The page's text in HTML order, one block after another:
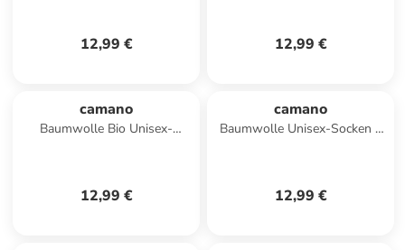
12,99 € 12,99 €
camano
Baumwolle Bio Unisex-
12,99 €
camano
Baumwolle Unisex-Socken 2
12,99 €